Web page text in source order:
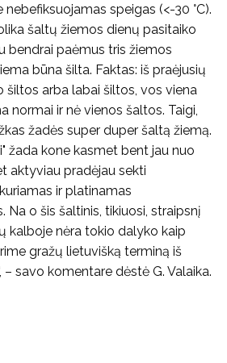
speigas (<-30 °C).
šaltų žiemos dienų pasitaiko
bendrai paėmus tris žiemos
būna šilta. Faktas: iš praėjusių
šiltos arba labai šiltos, vos viena
normai ir nė vienos šaltos. Taigi,
žadės super duper šaltą žiemą.
žada kone kasmet bent jau nuo
aktyviau pradėjau sekti
ir platinamas
Na o šis šaltinis, tikiuosi, straipsnį
kalboje nėra tokio dalyko kaip
gražų lietuvišką terminą iš
– savo komentare dėstė G. Valaika.